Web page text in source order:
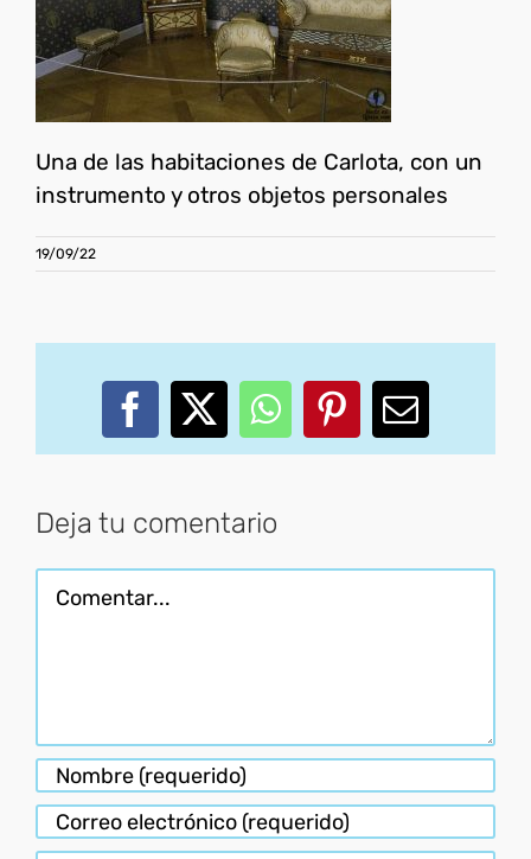
Una de las habitaciones de Carlota, con un
instrumento y otros objetos personales
19/09/22
Facebook
X WhatsApp
PinterestCorreo
Deja tu comentario
Comentar